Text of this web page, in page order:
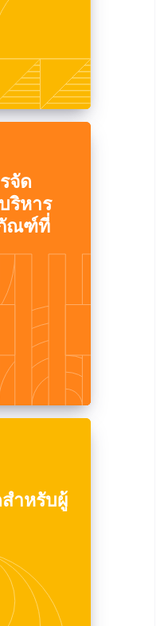
จัด
ริหาร
ณฑ์ที่
ำหรับผู้